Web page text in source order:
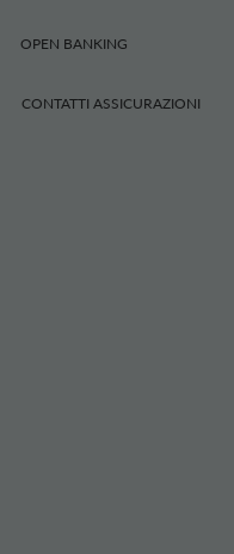
OPEN BANKING
CONTATTI ASSICURAZIONI